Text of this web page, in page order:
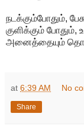
நடக்கும்போதும்,
குளிக்கும்
அனைத்தையும்
at 6:39 AM No
Share